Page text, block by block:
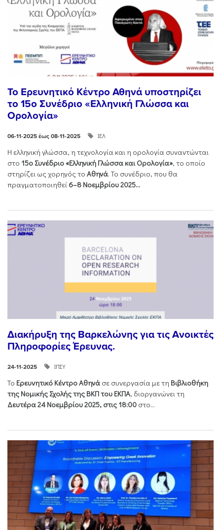
Το Ερευνητικό Κέντρο Αθηνά υποστηρίζει
το 15ο Συνέδριο «Ελληνική Γλώσσα και
Ορολογία»
06-11-2025 έως 08-11-2025 ΙΕΛ
Η ελληνική γλώσσα, η τεχνολογία και η ορολογία συναντώνται
στο 15ο Συνέδριο «Ελληνική Γλώσσα και Ορολογία», το οποίο
στηρίζει ως χορηγός το Αθηνά. Το συνέδριο, που θα
πραγματοποιηθεί 6–8 Νοεμβρίου 2025...
Διακήρυξη της Βαρκελώνης για τις Ανοικτές
Πληροφορίες Έρευνας.
24-11-2025 ΙΠΣΥ
Το Ερευνητικό Κέντρο Αθηνά σε συνεργασία με τη Βιβλιοθήκη
της Νομικής Σχολής της ΒΚΠ του ΕΚΠΑ, διοργανώνει τη
Δευτέρα 24 Νοεμβρίου 2025, στις 18:00 στο...